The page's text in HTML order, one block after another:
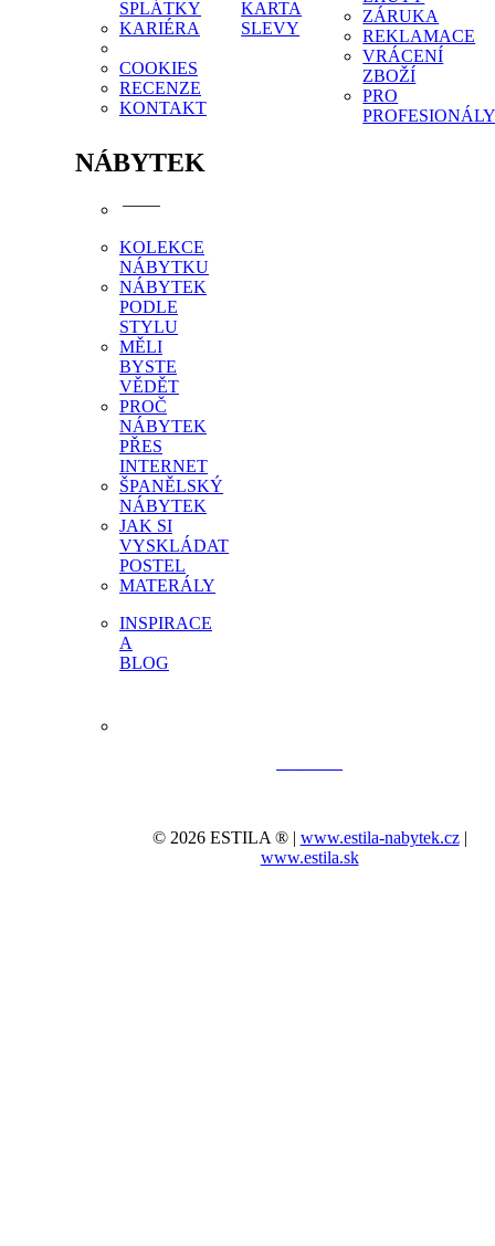
SPLÁTKY
KARIÉRA
COOKIES
RECENZE
KONTAKT
KARTA
SLEVY
ZÁRUKA
REKLAMACE
VRÁCENÍ
ZBOŽÍ
PRO
NÁBYTEK
KOLEKCE
NÁBYTKU
NÁBYTEK
PODLE
STYLU
MĚLI
BYSTE
VĚDĚT
PROČ
NÁBYTEK
PŘES
INTERNET
ŠPANĚLSKÝ
NÁBYTEK
JAK SI
VYSKLÁDAT
POSTEL
MATERÁLY
INSPIRACE
A
BLOG
© 2026 ESTILA ® | www.estila-nabytek.cz|
www.estila.sk